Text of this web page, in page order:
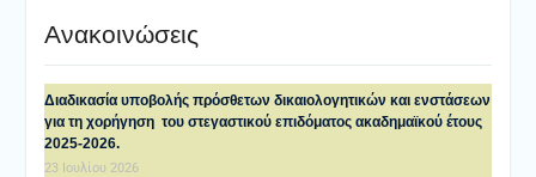
Ανακοινώσεις
Διαδικασία υποβολής πρόσθετων δικαιολογητικών και ενστάσεων
για τη χορήγηση του στεγαστικού επιδόματος ακαδημαϊκού έτους
2025-2026.
23 Ιουλίου 2026